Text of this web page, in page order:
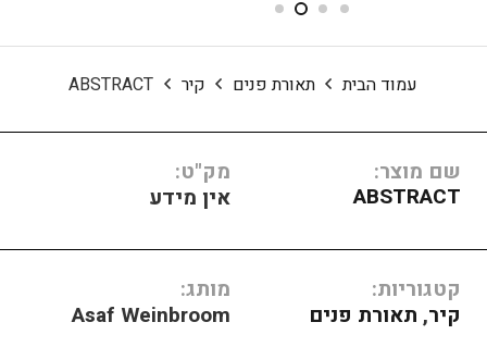
עמוד הבית תאורת פנים קיר ABSTRACT
שם מוצר:
ABSTRACT
מק"ט:
אין מידע
קטגוריות:
קיר, תאורת פנים
מותג:
Asaf Weinbroom